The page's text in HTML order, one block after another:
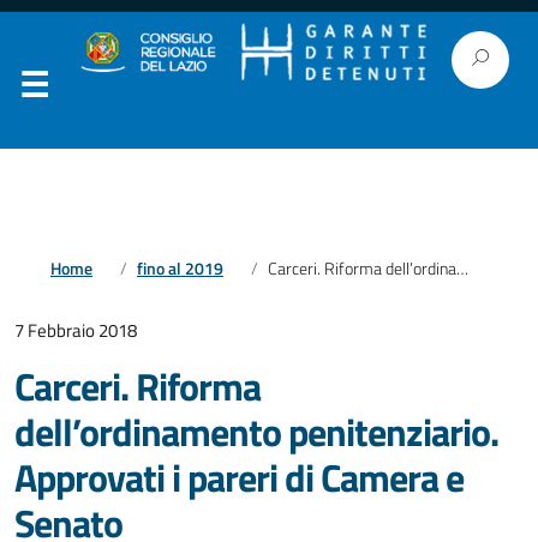
Home fino al 2019 Carceri. Riforma dell’ordinamento penitenziario. Approvati i pareri di Camera e Senato
7 Febbraio 2018
Carceri. Riforma
dell’ordinamento penitenziario.
Approvati i pareri di Camera e
Senato